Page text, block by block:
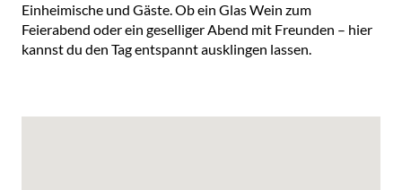
Einheimische und Gäste. Ob ein Glas Wein zum
Feierabend oder ein geselliger Abend mit Freunden – hier
kannst du den Tag entspannt ausklingen lassen.